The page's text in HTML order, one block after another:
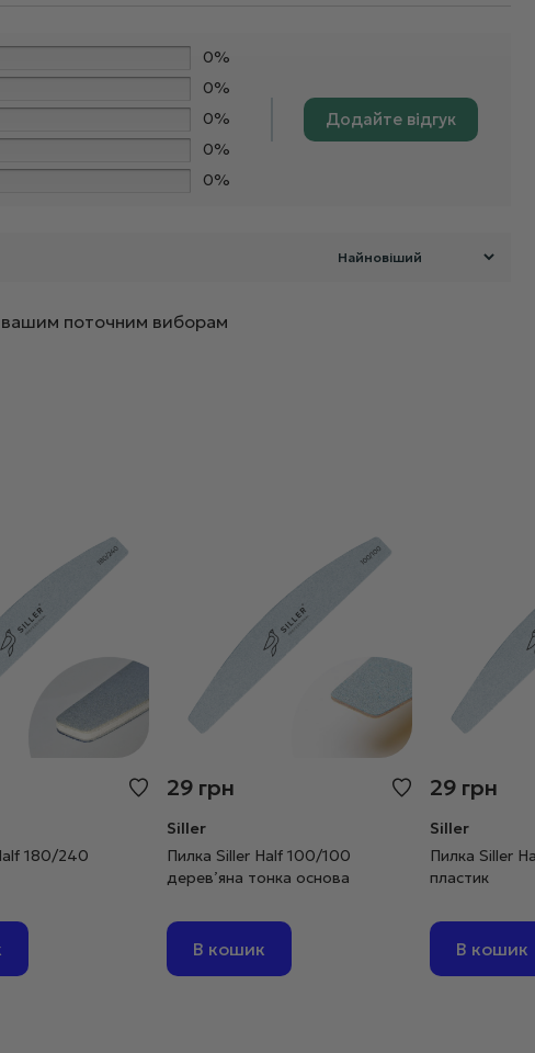
0%
0%
0%
0%
0%
Додайте відгук
вашим поточним виборам
180/240
29 грн
Siller
Пилка Siller Half 100/100
дерев’яна тонка основа
В кошик
29 грн
Siller
Пилка Siller
пластик
В кошик